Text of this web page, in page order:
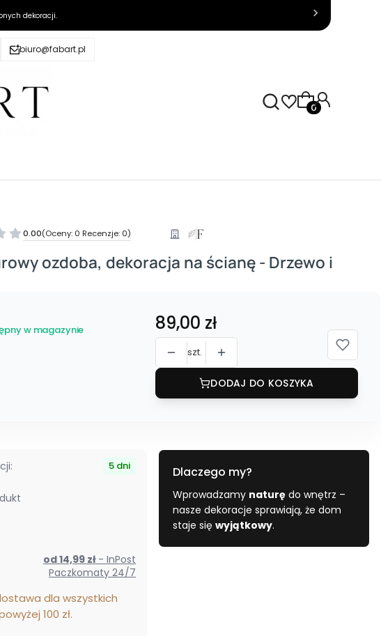
dekoracji.
biuro@fabart.pl
Produkty w
0.00(Oceny: 0 Recenzje: 0)
ozdoba, dekoracja na ścianę - Drzewo i
w magazynie Cena
89,00 zł
szt.
DODAJ DO KOSZYKA
5 dni
od 14,99 zł - InPost
Paczkomaty 24/7
dla wszystkich
100 zł.
Dlaczego my?
Wprowadzamy naturę do wnętrz –
nasze dekoracje sprawiają, że dom
staje się wyjątkowy.